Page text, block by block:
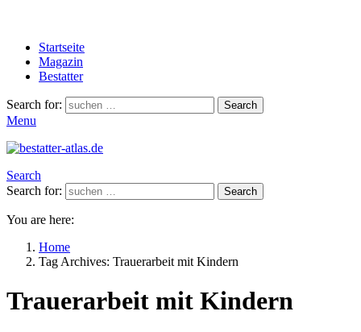
Startseite
Magazin
Bestatter
Search for: Search
Menu
Search
Search for:
Search
You are here:
Home
Tag Archives: Trauerarbeit mit Kindern
Trauerarbeit mit Kindern